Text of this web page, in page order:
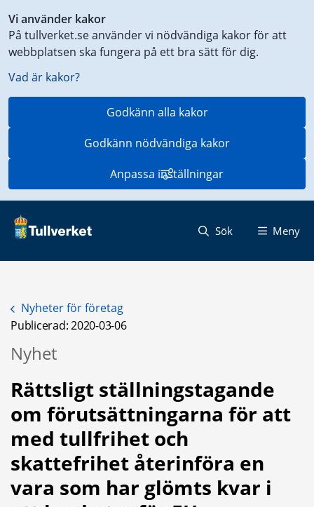
Vi använder kakor
På tullverket.se använder vi nödvändiga kakor för att
webbplatsen ska fungera på ett bra sätt för dig.
Vad är kakor?
Godkänn alla kakor
Godkänn nödvändiga kakor
Anpassa inställningar
till
innehåll
på
aktuell
Sök Meny
Nyheter för företag
Publicerad: 2020-03-06
Nyhet
Rättsligt ställningstagande
om förutsättningarna för att
med tullfrihet och
skattefrihet återinföra en
vara som har glömts kvar i